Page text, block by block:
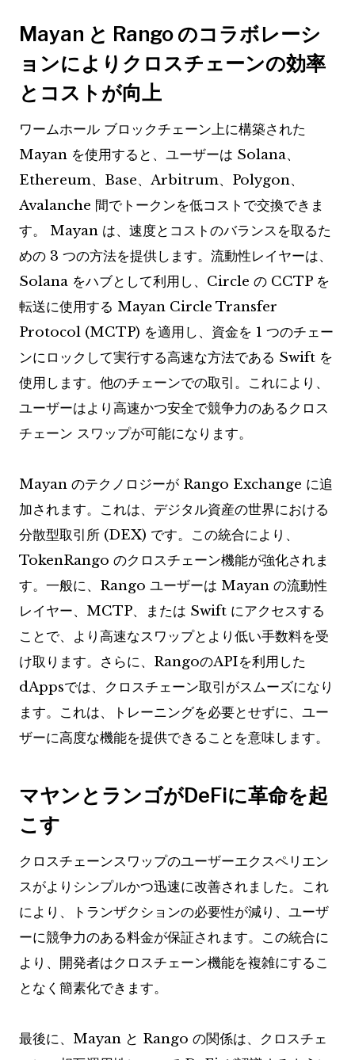
Mayan と Rango のコラボレーシ
ョンによりクロスチェーンの効率
とコストが向上
ワームホール ブロックチェーン上に構築された
Mayan を使用すると、ユーザーは Solana、
Ethereum、Base、Arbitrum、Polygon、
Avalanche 間でトークンを低コストで交換できま
す。 Mayan は、速度とコストのバランスを取るた
めの 3 つの方法を提供します。流動性レイヤーは、
Solana をハブとして利用し、Circle の CCTP を
転送に使用する Mayan Circle Transfer
Protocol (MCTP) を適用し、資金を 1 つのチェー
ンにロックして実行する高速な方法である Swift を
使用します。他のチェーンでの取引。これにより、
ユーザーはより高速かつ安全で競争力のあるクロス
チェーン スワップが可能になります。
Mayan のテクノロジーが Rango Exchange に追
加されます。これは、デジタル資産の世界における
分散型取引所 (DEX) です。この統合により、
TokenRango のクロスチェーン機能が強化されま
す。一般に、Rango ユーザーは Mayan の流動性
レイヤー、MCTP、または Swift にアクセスする
ことで、より高速なスワップとより低い手数料を受
け取ります。さらに、RangoのAPIを利用した
dAppsでは、クロスチェーン取引がスムーズになり
ます。これは、トレーニングを必要とせずに、ユー
ザーに高度な機能を提供できることを意味します。
マヤンとランゴがDeFiに革命を起
こす
クロスチェーンスワップのユーザーエクスペリエン
スがよりシンプルかつ迅速に改善されました。これ
により、トランザクションの必要性が減り、ユーザ
ーに競争力のある料金が保証されます。この統合に
より、開発者はクロスチェーン機能を複雑にするこ
となく簡素化できます。
最後に、Mayan と Rango の関係は、クロスチェ